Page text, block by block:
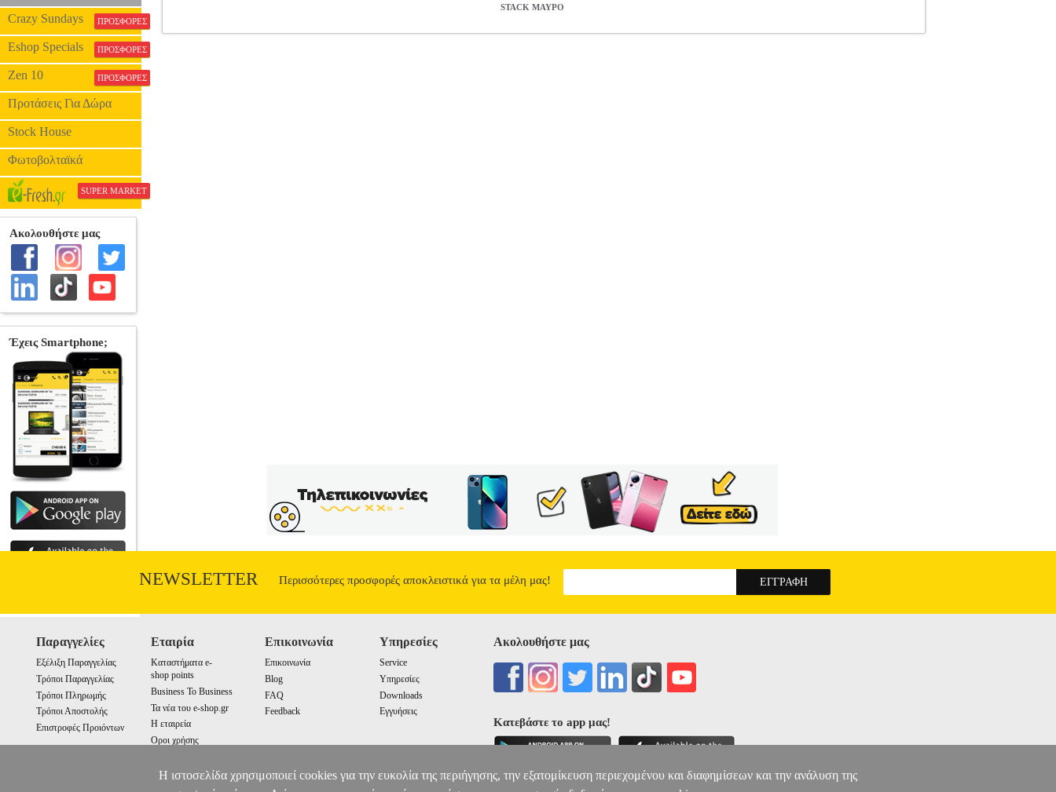
Crazy Sundays ΠΡΟΣΦΟΡΕΣ
Eshop Specials ΠΡΟΣΦΟΡΕΣ
Zen 10 ΠΡΟΣΦΟΡΕΣ
Προτάσεις Για Δώρα
Stock House
Φωτοβολταϊκά
SUPER MARKET
STACK ΜΑΥΡΟ
MEINL CONE-STACK ΜΑΥΡΟ
NEWSLETTER Περισσότερες προσφορές αποκλειστικά για τα μέλη μας!
Παραγγελίες
Εξέλιξη Παραγγελίας
Τρόποι Παραγγελίας
Τρόποι Πληρωμής
Τρόποι Αποστολής
Επιστροφές Προιόντων
Εταιρία
Καταστήματα e-
shop points
Business To Business
Τα νέα του e-shop.gr
Η εταιρεία
Οροι χρήσης
Επικοινωνία
Επικοινωνία
Blog
FAQ
Feedback
Υπηρεσίες
Service
Υπηρεσίες
Downloads
Εγγυήσεις
Ακολουθήστε μας
Κατεβάστε το app μας!
Η ιστοσελίδα χρησιμοποιεί cookies για την ευκολία της περιήγησης, την εξατομίκευση περιεχομένου και διαφημίσεων και την ανάλυση της